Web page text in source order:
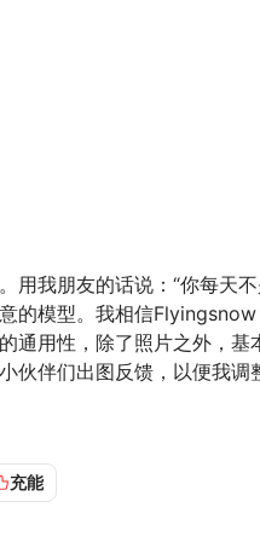
用我朋友的话说：“你每天
的模型。我相信
通用性，除了照片之外，
伙伴们出图反馈，以便我调
有着特别的画风，属于清
充能